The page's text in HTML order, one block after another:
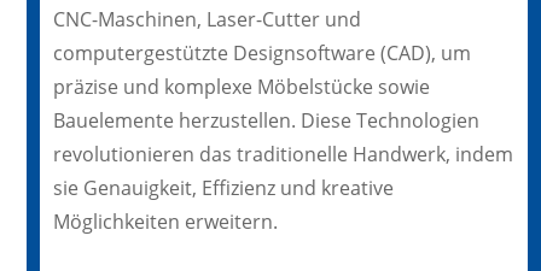
CNC-Maschinen, Laser-Cutter und
computergestützte Designsoftware (CAD), um
präzise und komplexe Möbelstücke sowie
Bauelemente herzustellen. Diese Technologien
revolutionieren das traditionelle Handwerk, indem
sie Genauigkeit, Effizienz und kreative
Möglichkeiten erweitern.